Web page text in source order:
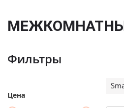
МЕЖКОМНАТНЫЕ
Фильтры
Цена